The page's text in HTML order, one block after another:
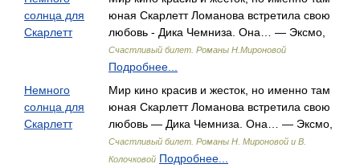
солнца для
Скарлетт
юная Скарлетт Ломанова встретила свою
любовь - Дика Чемниза. Она… — Эксмо,
Счастливый билет. Романы Н.Мироновой
Подробнее...
Немного
солнца для
Скарлетт
Мир кино красив и жесток, но именно там
юная Скарлетт Ломанова встретила свою
любовь — Дика Чемниза. Она… — Эксмо,
Счастливый билет. Романы Н. Мироновой и В.
Колочковой Подробнее...